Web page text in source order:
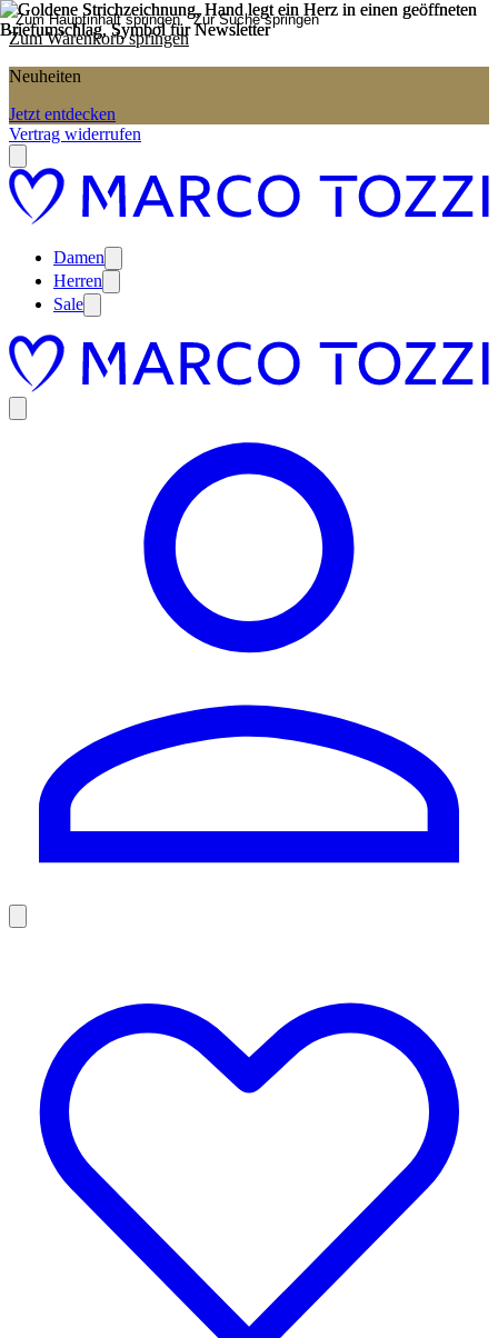
Zum Hauptinhalt springen Zur Suche springen
Zum Warenkorb springen
Neuheiten
Jetzt entdecken
Vertrag widerrufen
Damen
Herren
Sale